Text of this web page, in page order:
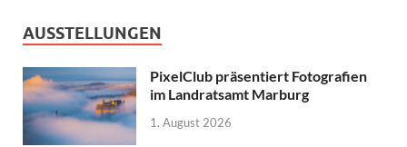
AUSSTELLUNGEN
PixelClub präsentiert Fotografien
im Landratsamt Marburg
1. August 2026